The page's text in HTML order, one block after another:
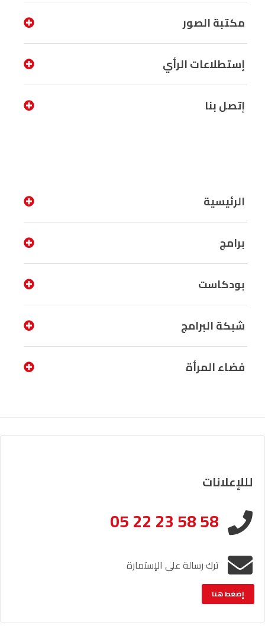
مكتبة الصور
إستطلاعات الرأي
إتصل بنا
الرئيسية
برامج
بودكاست
شبكة البرامج
فضاء المرأة
لللإعلانات
05 22 23 58 58
ترك رسالة على الإستمارة
إضغط هنا